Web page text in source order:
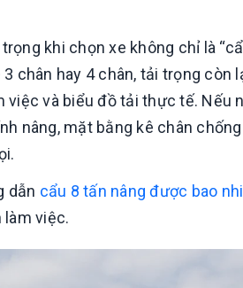
khi chọn xe không chỉ là
chân hay 4 chân, tải trọng còn
việc và biểu đồ tải thực tế. Nếu
nâng, mặt bằng kê chân
dẫn cẩu 8 tấn nâng được bao
làm việc.
hd320 gắn
12 tấn